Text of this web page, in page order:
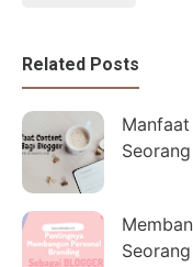
Related Posts